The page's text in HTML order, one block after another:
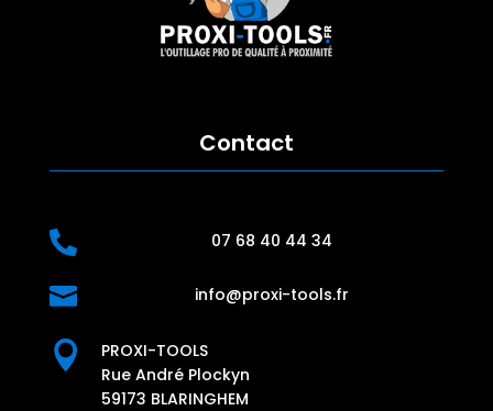
Contact
 07 68 40 44 34
 info@proxi-tools.fr

PROXI-TOOLS
Rue André Plockyn
59173 BLARINGHEM